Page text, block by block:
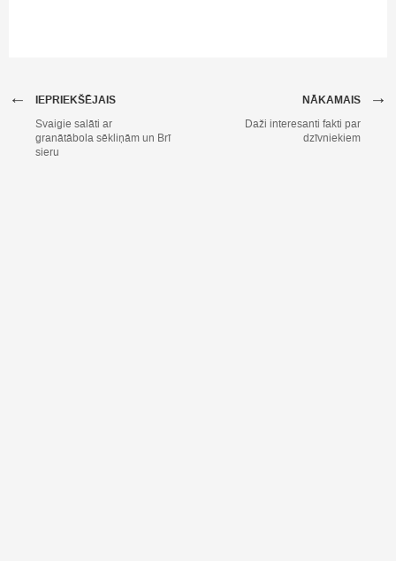
IEPRIEKŠĒJAIS
←
Svaigie salāti ar
granātābola sēkliņām un Brī
sieru
NĀKAMAIS →
Daži interesanti fakti par
dzīvniekiem